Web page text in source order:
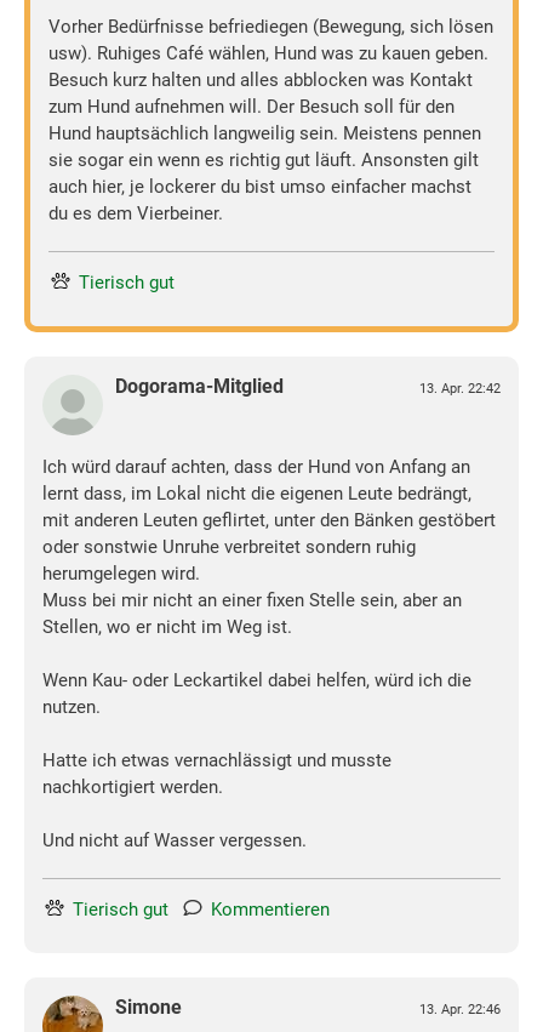
Vorher Bedürfnisse befriediegen (Bewegung, sich lösen
usw). Ruhiges Café wählen, Hund was zu kauen geben.
Besuch kurz halten und alles abblocken was Kontakt
zum Hund aufnehmen will. Der Besuch soll für den
Hund hauptsächlich langweilig sein. Meistens pennen
sie sogar ein wenn es richtig gut läuft. Ansonsten gilt
auch hier, je lockerer du bist umso einfacher machst
du es dem Vierbeiner.
Tierisch gut
Dogorama-Mitglied 13. Apr. 22:42
Ich würd darauf achten, dass der Hund von Anfang an
lernt dass, im Lokal nicht die eigenen Leute bedrängt,
mit anderen Leuten geflirtet, unter den Bänken gestöbert
oder sonstwie Unruhe verbreitet sondern ruhig
herumgelegen wird.
Muss bei mir nicht an einer fixen Stelle sein, aber an
Stellen, wo er nicht im Weg ist.
Wenn Kau- oder Leckartikel dabei helfen, würd ich die
nutzen.
Hatte ich etwas vernachlässigt und musste
nachkortigiert werden.
Und nicht auf Wasser vergessen.
Tierisch gut Kommentieren
Simone 13. Apr. 22:46